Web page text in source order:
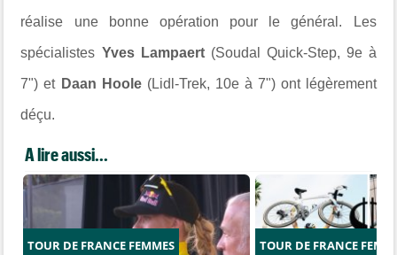
réalise une bonne opération pour le général. Les
spécialistes Yves Lampaert(Soudal Quick-Step, 9e à
7") et Daan Hoole(Lidl-Trek, 10e à 7") ont légèrement
déçu.
A lire aussi...
TOUR DE FRANCE FEMMES TOUR DE FRANCE